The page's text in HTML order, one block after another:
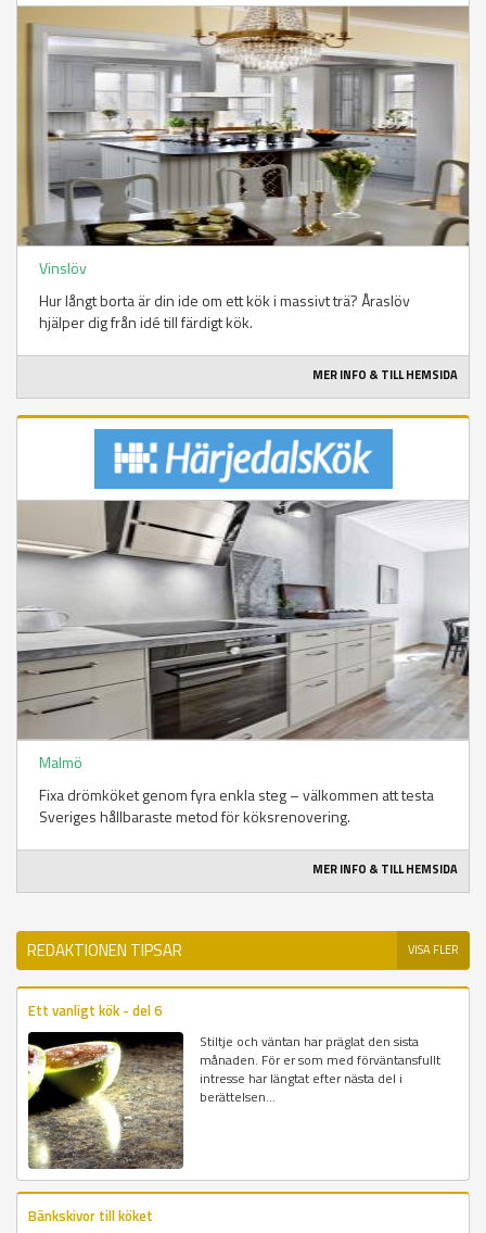
Vinslöv
Hur långt borta är din ide om ett kök i massivt trä? Åraslöv
hjälper dig från idé till färdigt kök.
MER INFO & TILL HEMSIDA
Malmö
Fixa drömköket genom fyra enkla steg – välkommen att testa
Sveriges hållbaraste metod för köksrenovering.
MER INFO & TILL HEMSIDA
REDAKTIONEN TIPSAR VISA FLER
Ett vanligt kök - del 6
Stiltje och väntan har präglat den sista
månaden. För er som med förväntansfullt
intresse har längtat efter nästa del i
berättelsen...
Bänkskivor till köket